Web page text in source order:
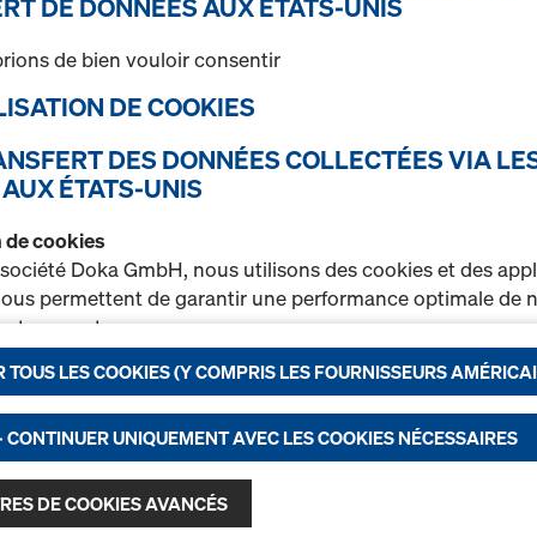
1 produits trouvés
Les entretoises sont
rigidité verticale de
sont utilisés pour
l'échafaudage,
Les étançons verticaux
la façade au moins dans
échafaudage et dans
diagonales sont
1,50 m et 2,0 m ainsi que
0,73 m, 1,09 m, 1,40 m,
Sélectionner la variante
DE DONNÉES AUX ÉTATS-UNIS
de bien vouloir consentir
DE COOKIES
DES DONNÉES COLLECTÉES VIA
ÉTATS-UNIS
de cookies
Doka GmbH, nous utilisons des cookies et des
permettent de garantir une performance optimale de
en permanence la fonctionnalité de notre site Internet
un processus d’achat optimal lors de l’utilisation de la
et statistiques) ou
sur certaines plateformes une publicité ciblée adaptée à
(marketing).
TOUS LES COOKIES (Y COMPRIS LES FOURNISSEURS
CONTINUER UNIQUEMENT AVEC LES COOKIES NÉCESSAIRES
DE COOKIES AVANCÉS